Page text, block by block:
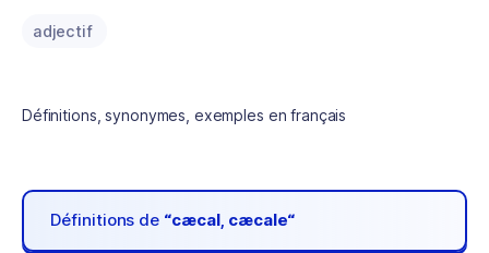
adjectif
Définitions, synonymes, exemples en français
Définitions de “cæcal, cæcale“